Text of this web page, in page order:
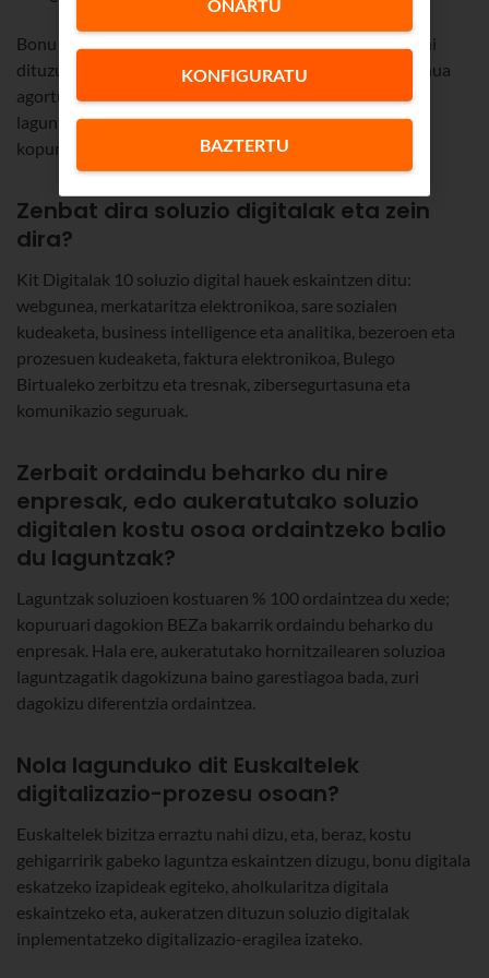
Bonu digital baten bidez emango zaizu laguntza, eta nahi
dituzun soluzioak erosteko erabili ahal izango duzu, bonua
agortu arte. Kit Digitala programako soluzio bakoitzak
laguntza-kantitate maximo bat du esleitua, langile-
kopuruaren arabera.
Zenbat dira soluzio digitalak eta zein
dira?
Kit Digitalak 10 soluzio digital hauek eskaintzen ditu:
webgunea, merkataritza elektronikoa, sare sozialen
kudeaketa, business intelligence eta analitika, bezeroen eta
prozesuen kudeaketa, faktura elektronikoa, Bulego
Birtualeko zerbitzu eta tresnak, zibersegurtasuna eta
komunikazio seguruak.
Zerbait ordaindu beharko du nire
enpresak, edo aukeratutako soluzio
digitalen kostu osoa ordaintzeko balio
du laguntzak?
Laguntzak soluzioen kostuaren % 100 ordaintzea du xede;
kopuruari dagokion BEZa bakarrik ordaindu beharko du
enpresak. Hala ere, aukeratutako hornitzailearen soluzioa
laguntzagatik dagokizuna baino garestiagoa bada, zuri
dagokizu diferentzia ordaintzea.
Nola lagunduko dit Euskaltelek
digitalizazio-prozesu osoan?
Euskaltelek bizitza erraztu nahi dizu, eta, beraz, kostu
gehigarririk gabeko laguntza eskaintzen dizugu, bonu digitala
eskatzeko izapideak egiteko, aholkularitza digitala
eskaintzeko eta, aukeratzen dituzun soluzio digitalak
inplementatzeko digitalizazio-eragilea izateko.
KONFIGURATU
BAZTERTU
ONARTU